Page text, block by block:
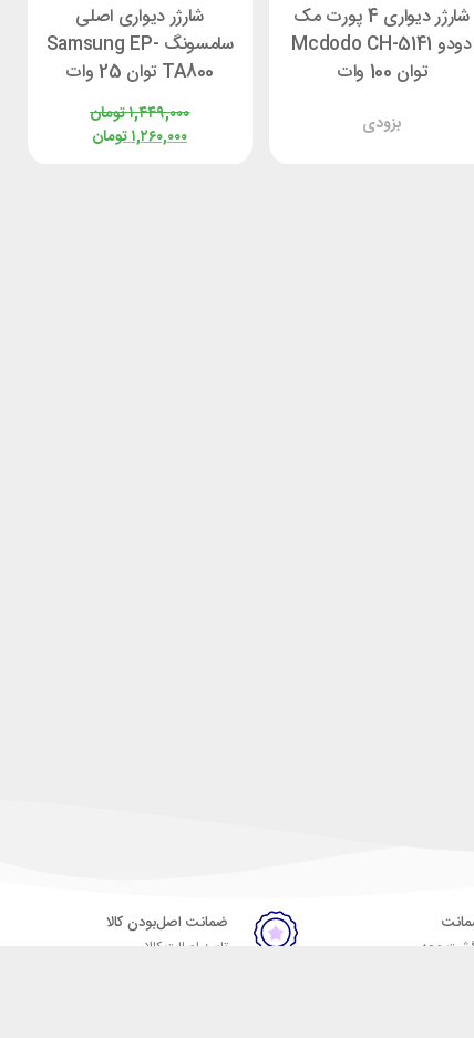
شارژر دیواری 4 پورت مک
دودو Mcdodo CH-5141
توان 100 وات
بزودی
شارژر دیواری اصلی
سامسونگ Samsung EP-
TA800 توان 25 وات
تومان۱,۴۴۹,۰۰۰
تومان۱,۲۶۰,۰۰۰
وجه
ضمانت اصل‌بودن کالا
تایید اصالت کالا